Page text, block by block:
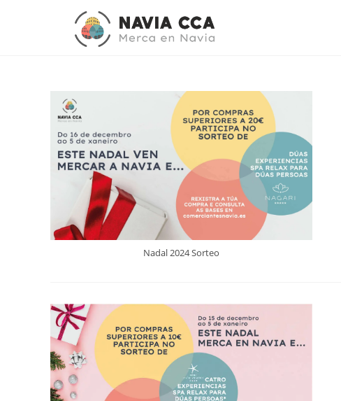
Nadal 2024 Sorteo